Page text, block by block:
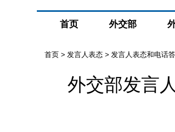
首页 外交部
首页 > 发言人表态 > 发言人表态和电话
外交部发言